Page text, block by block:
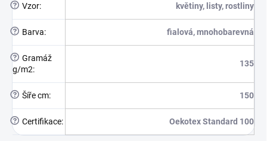
? Vzor: květiny, listy, rostliny
? Barva: fialová, mnohobarevná
? Gramáž
g/m2:
135
? Šíře cm: 150
? Certifikace: Oekotex Standard 100